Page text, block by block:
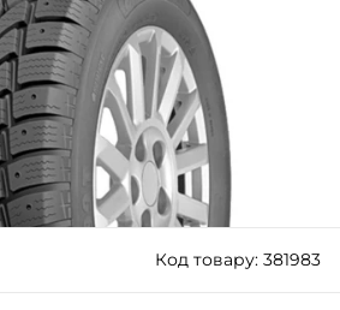
Код товару: 381983